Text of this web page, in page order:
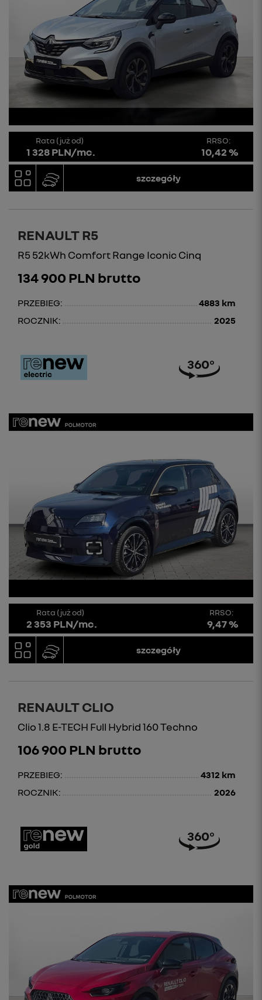
Rata (już od)
1 328 PLN/mc.
RRSO:
10,42 %
szczegóły
RENAULT R5
R5 52kWh Comfort Range Iconic Cinq
134 900 PLN brutto
PRZEBIEG:
4883 km
ROCZNIK:
2025
Rata (już od)
2 353 PLN/mc.
RRSO:
9,47 %
szczegóły
RENAULT CLIO
Clio 1.8 E-TECH Full Hybrid 160 Techno
106 900 PLN brutto
PRZEBIEG:
4312 km
ROCZNIK:
2026